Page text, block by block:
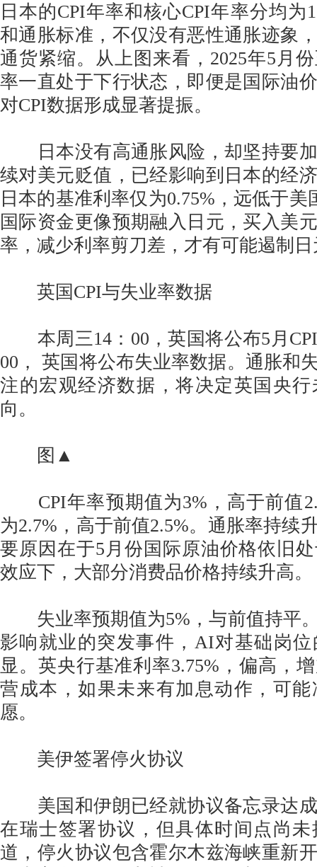
日本的CPI年率和核心CPI年率分均为
和通胀标准，不仅没有恶性通胀迹象
通货紧缩。从上图来看，2025年5月
率一直处于下行状态，即便是国际油
对CPI数据形成显著提振。
日本没有高通胀风险，却坚持要加
续对美元贬值，已经影响到日本的经
日本的基准利率仅为0.75%，远低于美
国际资金更像预期融入日元，买入美
率，减少利率剪刀差，才有可能遏制
英国CPI与失业率数据
本周三14：00，英国将公布5月
00， 英国将公布失业率数据。通胀和
注的宏观经济数据，将决定英国央
向。
图▲
CPI年率预期值为3%，高于前值
为2.7%，高于前值2.5%。通胀率持续
要原因在于5月份国际原油价格依旧
效应下，大部分消费品价格持续升高。
失业率预期值为5%，与前值持平
影响就业的突发事件，AI对基础岗
显。英央行基准利率3.75%，偏高，
营成本，如果未来有加息动作，可
愿。
美伊签署停火协议
美国和伊朗已经就协议备忘录达成
在瑞士签署协议，但具体时间点尚
道，停火协议包含霍尔木兹海峡重新